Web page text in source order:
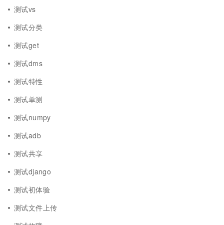
测试vs
测试分类
测试get
测试dms
测试特性
测试单测
测试numpy
测试adb
测试共享
测试django
测试初体验
测试文件上传